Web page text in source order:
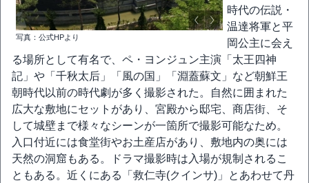
写真：公式HPより
時代の伝説・
温達将軍と平
岡公主に会え
る場所として有名で、ペ・ヨンジュン主演「太王四神
記」や「千秋太后」「風の国」「淵蓋蘇文」など朝鮮王
朝時代以前の時代劇が多く撮影された。自然に囲まれた
広大な敷地にセットがあり、宮殿から邸宅、商店街、そ
して城壁まで様々なシーンが一箇所で撮影可能なため。
入口付近には食堂街やお土産店があり、敷地内の奥には
天然の洞窟もある。ドラマ撮影時は入場が規制されるこ
ともある。近くにある「救仁寺(クインサ)」とあわせて丹